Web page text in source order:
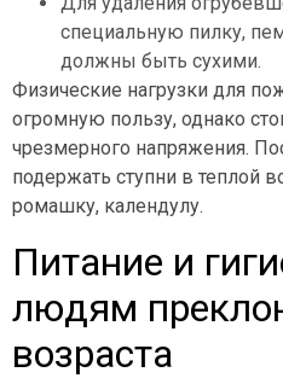
специальную пилку,
должны быть сухими.
Физические нагрузки для
огромную пользу, однако
чрезмерного напряжения.
подержать ступни в теплой
ромашку, календулу.
Питание и
людям
возраста